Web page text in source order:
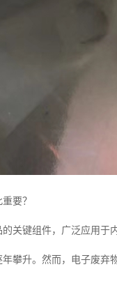
要？
关键组件，广泛应用于
攀升。然而，电子废弃